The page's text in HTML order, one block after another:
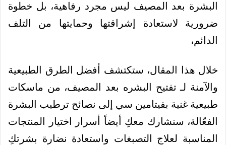
البشرة بعد المصيف ليس مجرد رفاهية، بل خطوة
ضرورية لاستعادة إشراقتها وحمايتها من التلف
الدائم،
خلال هذا المقال، ستكتشف أفضل الطرق الطبيعية
والآمنة لـ تفتيح البشره بعد المصيف، من ماسكات
طبيعية غنية بفيتامين سي إلى نصائح ترطيب البشرة
الفعّالة، سنشارك معكِ أيضاً أسرار اختيار المنتجات
المناسبة لعلاج التصبغات واستعادة نضارة بشرتكِ